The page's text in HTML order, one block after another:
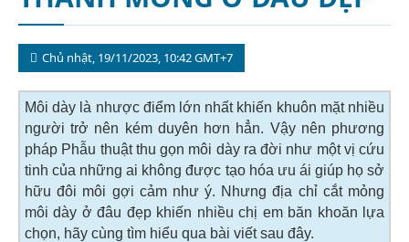
Chủ nhật, 19/11/2023, 10:42 GMT+7
Môi dày là nhược điểm lớn nhất khiến khuôn mặt nhiều
người trở nên kém duyên hơn hẳn. Vậy nên phương
pháp Phẫu thuật thu gọn môi dày ra đời như một vị cứu
tinh của những ai không được tạo hóa ưu ái giúp họ sở
hữu đôi môi gợi cảm như ý. Nhưng địa chỉ cắt mỏng
môi dày ở đâu đẹp khiến nhiều chị em băn khoăn lựa
chọn, hãy cùng tìm hiểu qua bài viết sau đây.